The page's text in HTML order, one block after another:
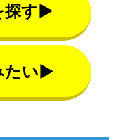
探す▶
たい▶